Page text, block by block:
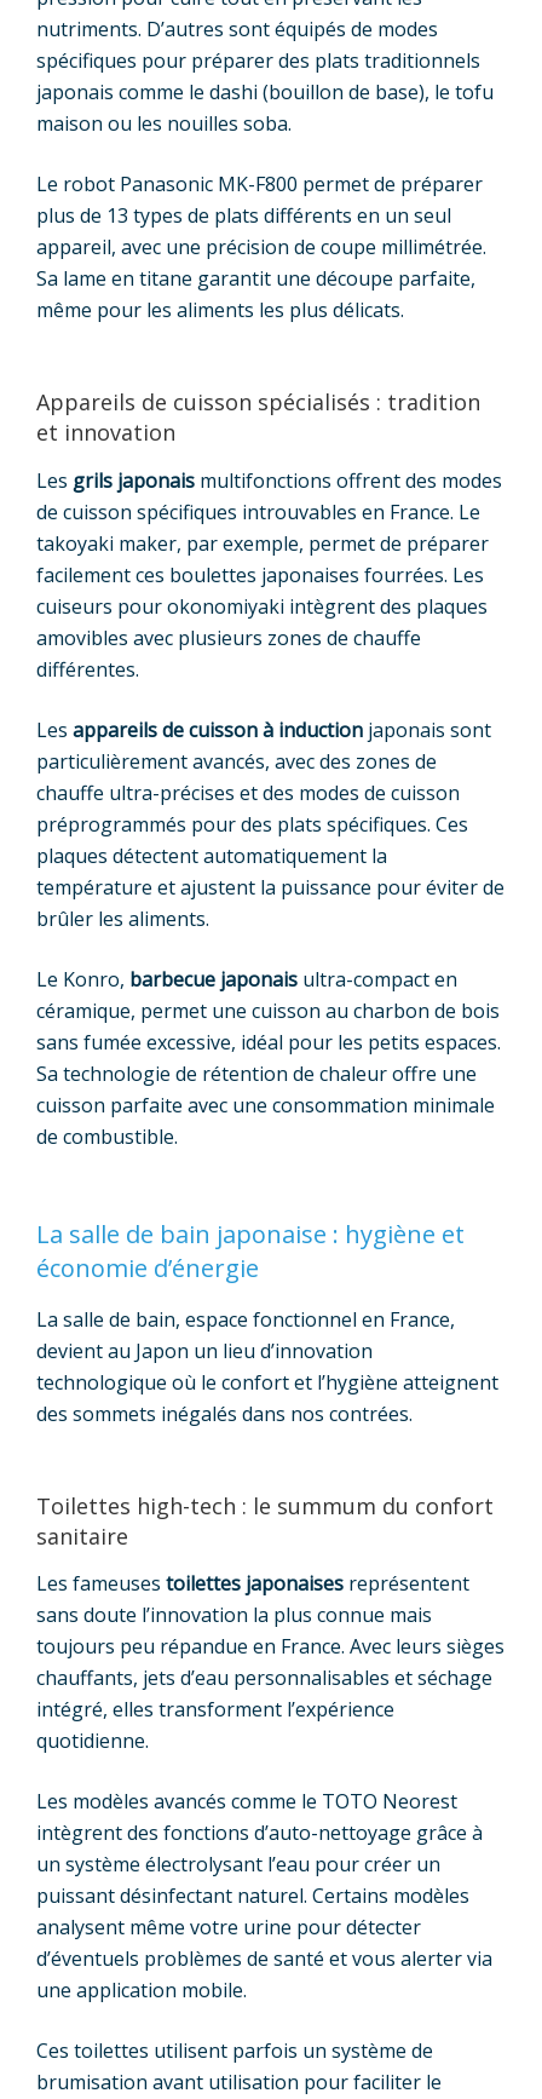
nutriments. D’autres sont équipés de modes
spécifiques pour préparer des plats traditionnels
japonais comme le dashi (bouillon de base), le tofu
maison ou les nouilles soba.
Le robot Panasonic MK-F800 permet de préparer
plus de 13 types de plats différents en un seul
appareil, avec une précision de coupe millimétrée.
Sa lame en titane garantit une découpe parfaite,
même pour les aliments les plus délicats.
Appareils de cuisson spécialisés : tradition
et innovation
Les grils japonais multifonctions offrent des modes
de cuisson spécifiques introuvables en France. Le
takoyaki maker, par exemple, permet de préparer
facilement ces boulettes japonaises fourrées. Les
cuiseurs pour okonomiyaki intègrent des plaques
amovibles avec plusieurs zones de chauffe
différentes.
Les appareils de cuisson à induction japonais sont
particulièrement avancés, avec des zones de
chauffe ultra-précises et des modes de cuisson
préprogrammés pour des plats spécifiques. Ces
plaques détectent automatiquement la
température et ajustent la puissance pour éviter de
brûler les aliments.
Le Konro, barbecue japonais ultra-compact en
céramique, permet une cuisson au charbon de bois
sans fumée excessive, idéal pour les petits espaces.
Sa technologie de rétention de chaleur offre une
cuisson parfaite avec une consommation minimale
de combustible.
La salle de bain japonaise : hygiène et
économie d’énergie
La salle de bain, espace fonctionnel en France,
devient au Japon un lieu d’innovation
technologique où le confort et l’hygiène atteignent
des sommets inégalés dans nos contrées.
Toilettes high-tech : le summum du confort
sanitaire
Les fameuses toilettes japonaises représentent
sans doute l’innovation la plus connue mais
toujours peu répandue en France. Avec leurs sièges
chauffants, jets d’eau personnalisables et séchage
intégré, elles transforment l’expérience
quotidienne.
Les modèles avancés comme le TOTO Neorest
intègrent des fonctions d’auto-nettoyage grâce à
un système électrolysant l’eau pour créer un
puissant désinfectant naturel. Certains modèles
analysent même votre urine pour détecter
d’éventuels problèmes de santé et vous alerter via
une application mobile.
Ces toilettes utilisent parfois un système de
brumisation avant utilisation pour faciliter le